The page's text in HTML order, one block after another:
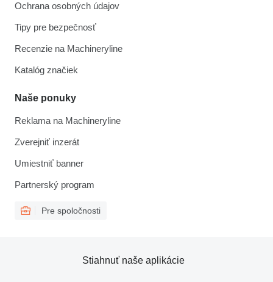
Ochrana osobných údajov
Tipy pre bezpečnosť
Recenzie na Machineryline
Katalóg značiek
Naše ponuky
Reklama na Machineryline
Zverejniť inzerát
Umiestniť banner
Partnerský program
Pre spoločnosti
Stiahnuť naše aplikácie